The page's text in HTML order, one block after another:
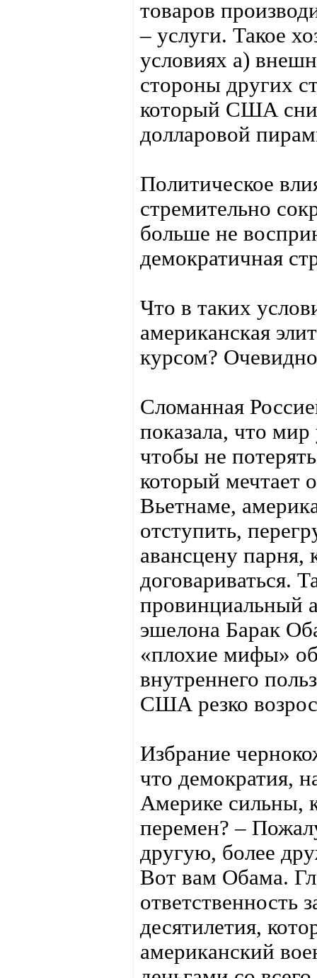
товаров
– услуги. Такое
условиях а)
стороны других
который США
долларовой
Политическое
стремительно
больше не
демократичная
Что в таких
американская
курсом?
Сломанная
показала, что
чтобы не
который мечтает
Вьетнаме,
отступить,
авансцену парня,
договариваться.
провинциальный
эшелона Барак
«плохие мифы»
внутреннего
США резко
Избрание
что демократия,
Америке сильны,
перемен? –
другую, более
Вот вам Обама.
ответственность
десятилетия,
американский